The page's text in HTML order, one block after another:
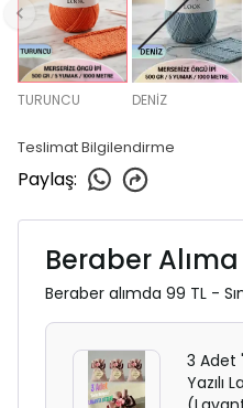
TURUNCU DENİZ
Teslimat Bilgilendirme
Paylaş:
Beraber
Beraber alımda 99 TL -
3 Adet
Yazılı